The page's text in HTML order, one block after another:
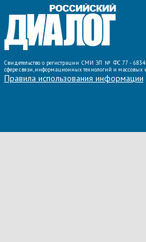
Свидетельство о регистрации СМИ ЭЛ № ФС 77 -
сфере связи, информационных технологий и
Правила использования информации